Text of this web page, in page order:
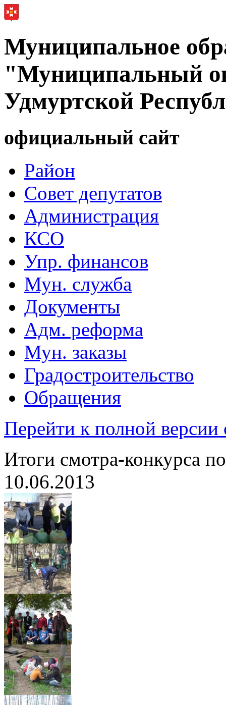
Муниципальное
"Муниципальный
Удмуртской
официальный сайт
Район
Совет депутатов
Администрация
КСО
Упр. финансов
Мун. служба
Документы
Адм. реформа
Мун. заказы
Градостроительство
Обращения
Перейти к полной версии
Итоги смотра-конкурса
10.06.2013